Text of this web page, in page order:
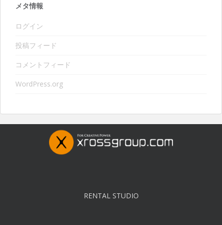
メタ情報
ログイン
投稿フィード
コメントフィード
WordPress.org
RENTAL STUDIO